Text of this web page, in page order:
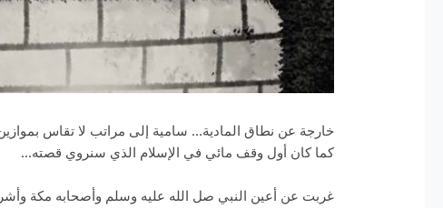
خارجة عن نطاق المادية… سامية إلى مراتب لا تقاس
كما كان أول وقف مائي في الإسلام الذي سنروي قصته…
غربت عن أعين النبي صل الله عليه وسلم وأصحابه مكة